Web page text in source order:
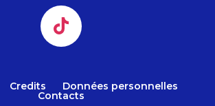
Credits Données personnelles
Contacts